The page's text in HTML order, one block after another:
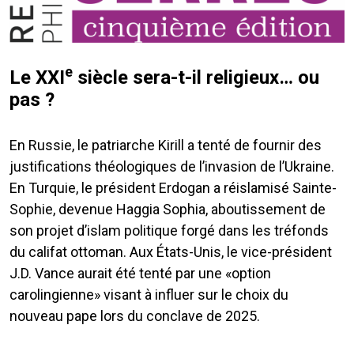
Le XXIe siècle sera-t-il religieux… ou
pas ?
En Russie, le patriarche Kirill a tenté de fournir des
justifications théologiques de l’invasion de l’Ukraine.
En Turquie, le président Erdogan a réislamisé Sainte-
Sophie, devenue Haggia Sophia, aboutissement de
son projet d’islam politique forgé dans les tréfonds
du califat ottoman. Aux États-Unis, le vice-président
J.D. Vance aurait été tenté par une «option
carolingienne» visant à influer sur le choix du
nouveau pape lors du conclave de 2025.